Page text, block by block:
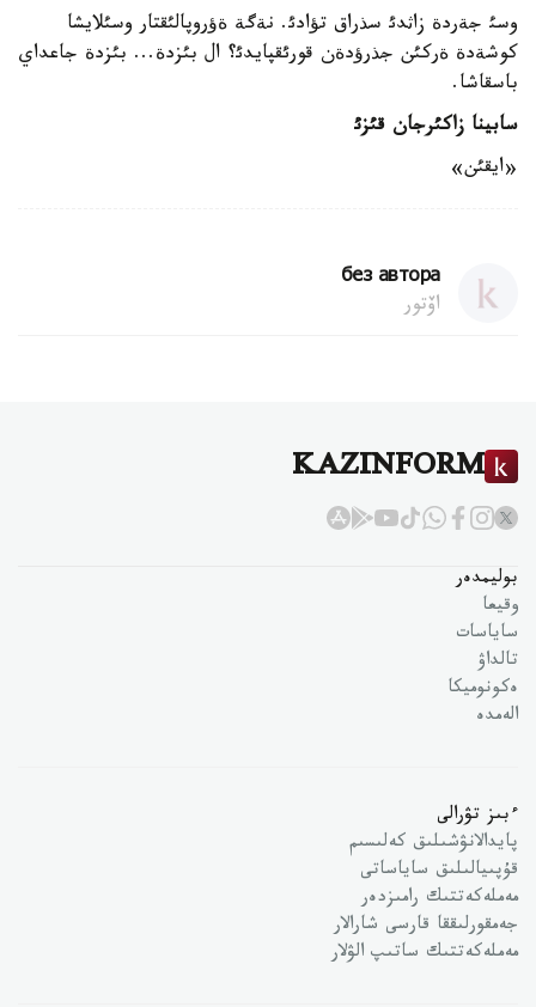
وسئ جةردة زاثدئ سذراق تؤادئ. نةگة ةؤروپالئقتار وسئلايشا
كوشةدة ةركئن جذرؤدةن قورئقپايدئ؟ ال بئزدة... بئزدة جاعداي
باسقاشا.
سابينا زاكئرجان قئزئ
«ايقئن»
без автора
اۆتور
KAZINFORM
بوليمدەر
وقيعا
ساياسات
تالداۋ
ەكونوميكا
الەمدە
ءبىز تۋرالى
پايدالانۋشىلىق كەلىسىم
قۇپىيالىلىق ساياساتى
مەملەكەتتىك رامىزدەر
جەمقورلىققا قارسى شارالار
مەملەكەتتىك ساتىپ الۋلار